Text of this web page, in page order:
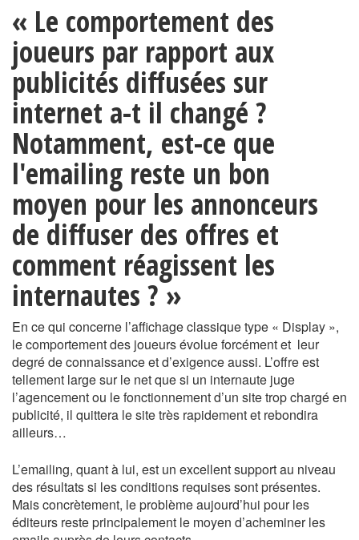
« Le comportement des
joueurs par rapport aux
publicités diffusées sur
internet a-t il changé ?
Notamment, est-ce que
l'emailing reste un bon
moyen pour les annonceurs
de diffuser des offres et
comment réagissent les
internautes ? »
En ce qui concerne l’affichage classique type « Display »,
le comportement des joueurs évolue forcément et leur
degré de connaissance et d’exigence aussi. L’offre est
tellement large sur le net que si un internaute juge
l’agencement ou le fonctionnement d’un site trop chargé en
publicité, il quittera le site très rapidement et rebondira
ailleurs…
L’emailing, quant à lui, est un excellent support au niveau
des résultats si les conditions requises sont présentes.
Mais concrètement, le problème aujourd’hui pour les
éditeurs reste principalement le moyen d’acheminer les